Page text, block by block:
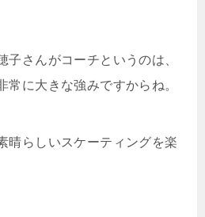
子さんがコーチというのは、
常に大きな強みですからね。
晴らしいスケーティングを楽